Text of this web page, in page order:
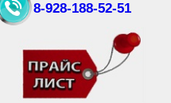
8-928-188-52-51